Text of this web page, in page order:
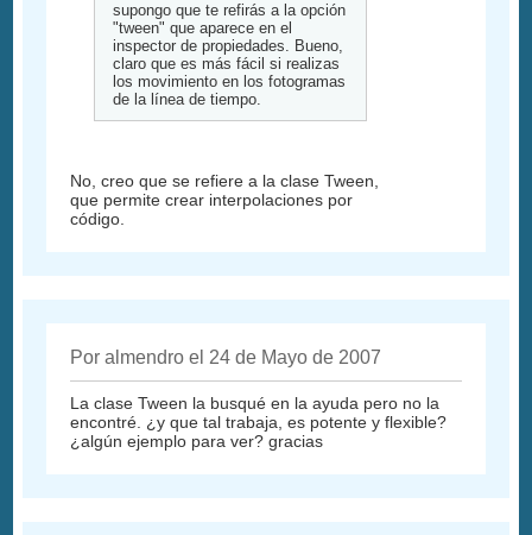
supongo que te refirás a la opción
"tween" que aparece en el
inspector de propiedades. Bueno,
claro que es más fácil si realizas
los movimiento en los fotogramas
de la línea de tiempo.
No, creo que se refiere a la clase Tween,
que permite crear interpolaciones por
código.
Por almendro el 24 de Mayo de 2007
La clase Tween la busqué en la ayuda pero no la
encontré. ¿y que tal trabaja, es potente y flexible?
¿algún ejemplo para ver? gracias